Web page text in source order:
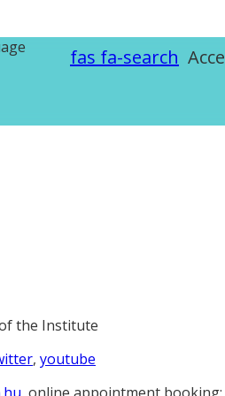
fas fa-search
the Institute
, youtube